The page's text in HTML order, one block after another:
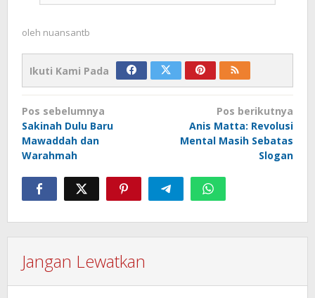
oleh nuansantb
Ikuti Kami Pada
Navigasi
pos
Pos sebelumnya
Sakinah Dulu Baru
Mawaddah dan
Warahmah
Pos berikutnya
Anis Matta: Revolusi
Mental Masih Sebatas
Slogan
Jangan Lewatkan